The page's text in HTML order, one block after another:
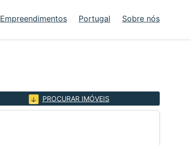
Empreendimentos Portugal Sobre nós
PROCURAR IMÓVEIS